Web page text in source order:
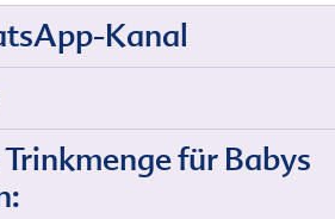
Kanal
für Babys